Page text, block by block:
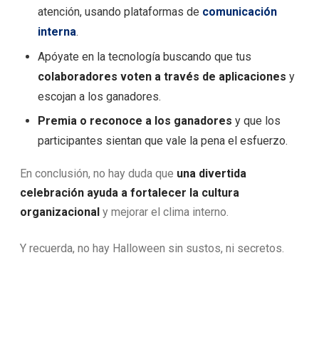
atención, usando plataformas de comunicación
interna.
Apóyate en la tecnología buscando que tus
colaboradores voten a través de aplicaciones y
escojan a los ganadores.
Premia o reconoce a los ganadores y que los
participantes sientan que vale la pena el esfuerzo.
En conclusión, no hay duda que una divertida
celebración ayuda a fortalecer la cultura
organizacional y mejorar el clima interno.
Y recuerda, no hay Halloween sin sustos, ni secretos.